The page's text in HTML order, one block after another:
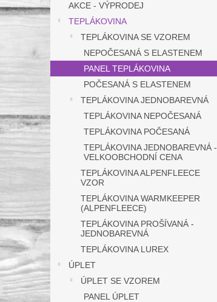
n
AKCE - VÝPRODEJ
TEPLÁKOVINA
TEPLÁKOVINA SE VZOREM
NEPOČESANÁ S ELASTENEM
PANEL TEPLÁKOVINA
POČESANÁ S ELASTENEM
TEPLÁKOVINA JEDNOBAREVNÁ
TEPLÁKOVINA NEPOČESANÁ
TEPLÁKOVINA POČESANÁ
TEPLÁKOVINA JEDNOBAREVNÁ -
VELKOOBCHODNÍ CENA
TEPLÁKOVINA ALPENFLEECE
VZOR
TEPLÁKOVINA WARMKEEPER
(ALPENFLEECE)
TEPLÁKOVINA PROŠÍVANÁ -
JEDNOBAREVNÁ
TEPLÁKOVINA LUREX
ÚPLET
ÚPLET SE VZOREM
PANEL ÚPLET